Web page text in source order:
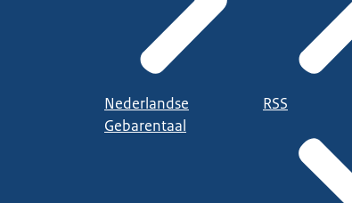
Nederlandse
Gebarentaal
RSS